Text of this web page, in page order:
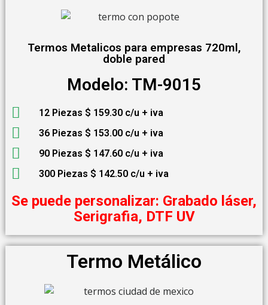
Termos Metalicos para empresas 720ml,
doble pared
Modelo: TM-9015
12 Piezas $ 159.30 c/u + iva
36 Piezas $ 153.00 c/u + iva
90 Piezas $ 147.60 c/u + iva
300 Piezas $ 142.50 c/u + iva
Se puede personalizar: Grabado láser,
Serigrafia, DTF UV
Termo Metálico